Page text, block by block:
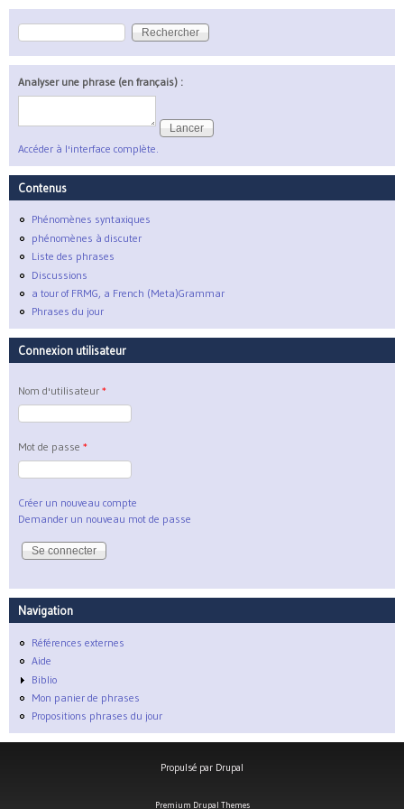
Formulaire de recherche
Rechercher
Analyser une phrase (en français) :
Accéder à l'interface complète.
Contenus
Phénomènes syntaxiques
phénomènes à discuter
Liste des phrases
Discussions
a tour of FRMG, a French (Meta)Grammar
Phrases du jour
Connexion utilisateur
Nom d'utilisateur *
Mot de passe *
Créer un nouveau compte
Demander un nouveau mot de passe
Navigation
Références externes
Aide
Biblio
Mon panier de phrases
Propositions phrases du jour
Propulsé par Drupal
Premium Drupal Themes